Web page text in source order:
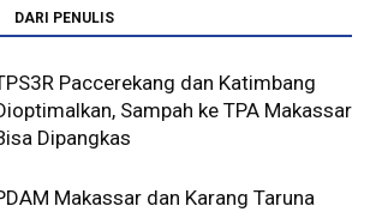
DARI PENULIS
Paccerekang dan Katimbang
Sampah ke TPA Makassar
Dipangkas
Makassar dan Karang Taruna